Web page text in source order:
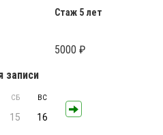
Стаж 5 лет
5000 ₽
записи
СБ
15
ВС
16